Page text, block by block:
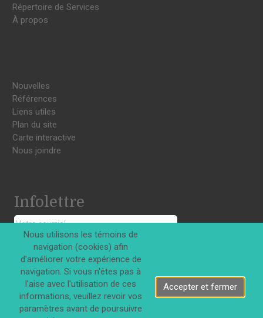
Répertoire de Services
À propos
Nouvelles
Références
Liens utiles
Plan du site
Carte interactive
Nous joindre
Infolettre
S'INSCRIRE
Tous droits réservés © Innovations DJD Inc. 2026
Nous utilisons les témoins de
navigation (cookies) afin
d'améliorer votre expérience de
navigation. Si vous n'êtes pas à
l'aise avec l'utilisation de ces
informations, veuillez revoir vos
paramètres avant de poursuivre
Accepter et fermer